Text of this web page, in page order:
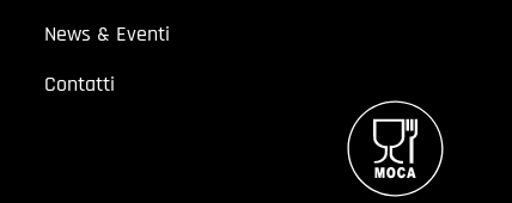
News & Eventi
Contatti